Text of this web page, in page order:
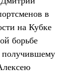
в
на Кубке
борьбе
получившему